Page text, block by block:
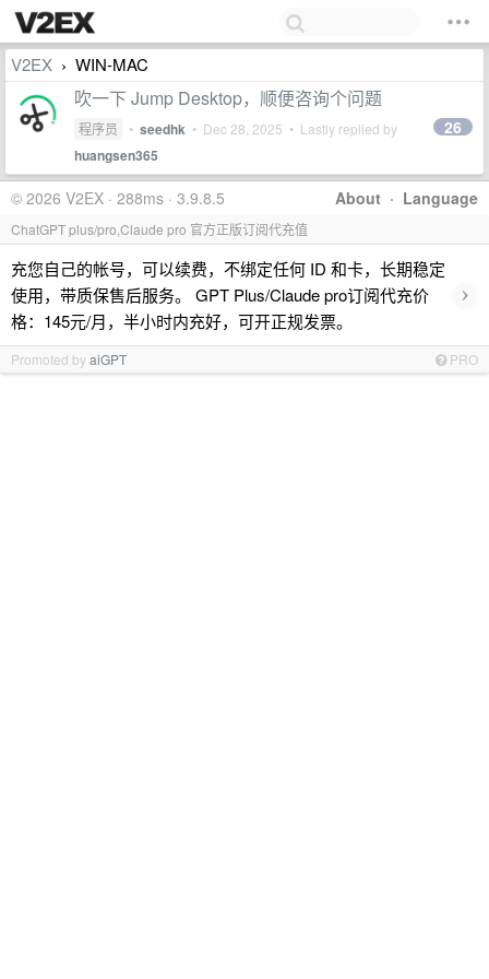
V2EX › WIN-MAC
吹一下 Jump Desktop，顺便咨询个问题
程序员 • seedhk • Dec 28, 2025 • Lastly replied by
huangsen365
26
About · Language
© 2026 V2EX · 288ms · 3.9.8.5
ChatGPT plus/pro,Claude pro 官方正版订阅代充值
充您自己的帐号，可以续费，不绑定任何 ID 和卡，长期稳定
使用，带质保售后服务。 GPT Plus/Claude pro订阅代充价
格：145元/月，半小时内充好，可开正规发票。
›
Promoted byaiGPT PRO